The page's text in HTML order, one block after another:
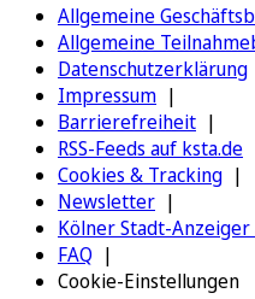
Allgemeine
Allgemeine
Datenschutzerklärung
Impressum
Barrierefreiheit
RSS-Feeds auf ksta.de
Cookies & Tracking
Newsletter
Kölner Stadt-
FAQ
Cookie-Einstellungen